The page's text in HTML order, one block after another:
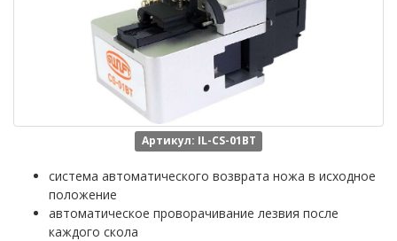
Артикул: IL-CS-01BT
система автоматического возврата ножа в исходное
положение
автоматическое проворачивание лезвия после
каждого скола